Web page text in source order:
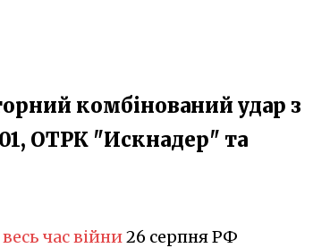
комбінований удар з
ОТРК "Искнадер" та
час війни26 серпня РФ